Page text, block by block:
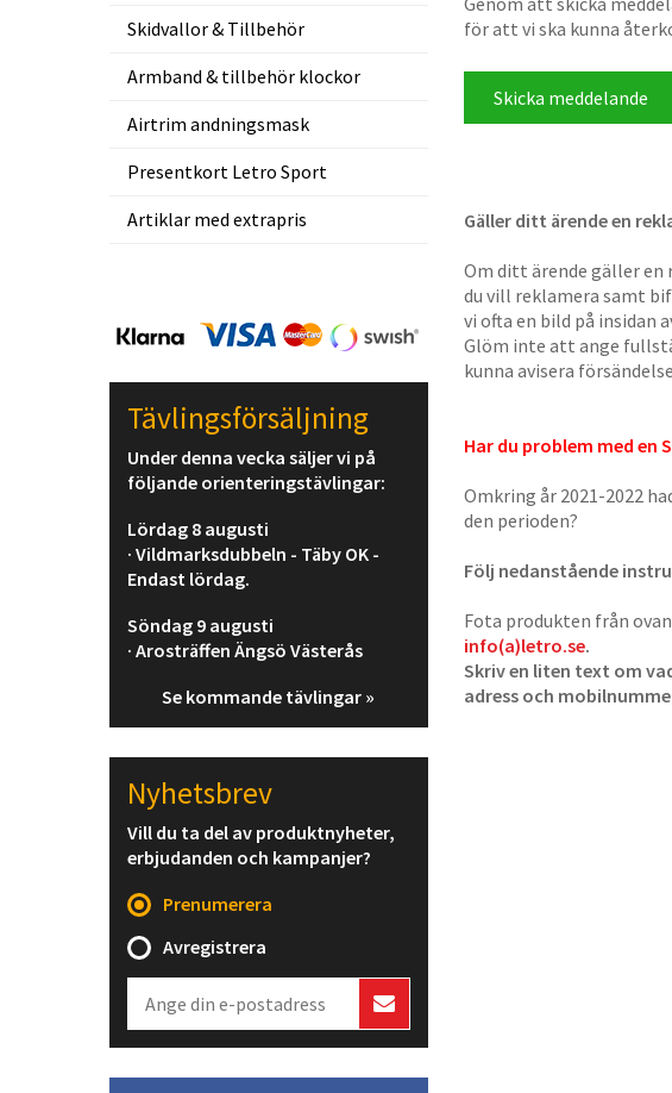
Skidvallor & Tillbehör
Armband & tillbehör klockor
Airtrim andningsmask
Presentkort Letro Sport
Artiklar med extrapris
för att vi ska kunna
Gäller ditt ärende en
Om ditt ärende gäller
du vill reklamera samt
vi ofta en bild på insidan
Glöm inte att ange
kunna avisera
Har du problem med en
Omkring år 2021-2022
den perioden?
Följ nedanstående
Fota produkten från
info(a)letro.se.
Skriv en liten text om
adress och
Tävlingsförsäljning
Under denna vecka säljer vi på
följande orienteringstävlingar:
Lördag 8 augusti
· Vildmarksdubbeln - Täby OK -
Endast lördag.
Söndag 9 augusti
· Arosträffen Ängsö Västerås
Se kommande tävlingar »
Nyhetsbrev
Vill du ta del av produktnyheter,
erbjudanden och kampanjer?
Prenumerera
Avregistrera